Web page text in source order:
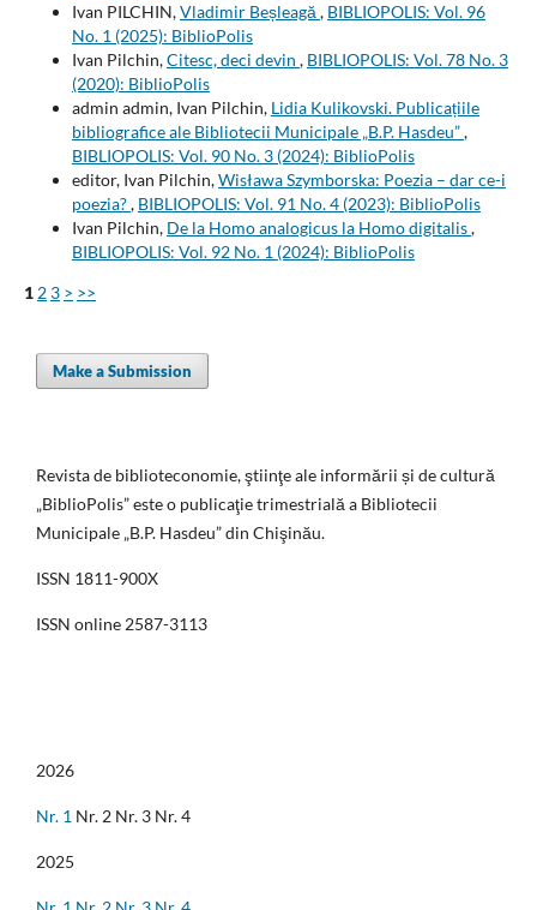
Ivan PILCHIN,Vladimir Beșleagă , BIBLIOPOLIS: Vol. 96
No. 1 (2025): BiblioPolis
Ivan Pilchin,Citesc, deci devin , BIBLIOPOLIS: Vol. 78 No. 3
(2020): BiblioPolis
admin admin, Ivan Pilchin, Lidia Kulikovski. Publicațiile
bibliografice ale Bibliotecii Municipale „B.P. Hasdeu”,
BIBLIOPOLIS: Vol. 90 No. 3 (2024): BiblioPolis
editor, Ivan Pilchin,Wisława Szymborska: Poezia – dar ce-i
poezia?, BIBLIOPOLIS: Vol. 91 No. 4 (2023): BiblioPolis
Ivan Pilchin, De la Homo analogicus la Homo digitalis,
BIBLIOPOLIS: Vol. 92 No. 1 (2024): BiblioPolis
1 2 3 > >>
Make a Submission
Revista de biblioteconomie, ştiinţe ale informării și de cultură
„BiblioPolis” este o publicaţie trimestrială a Bibliotecii
Municipale „B.P. Hasdeu” din Chişinău.
ISSN 1811-900X
ISSN online 2587-3113
2026
Nr. 1 Nr. 2 Nr. 3 Nr. 4
2025